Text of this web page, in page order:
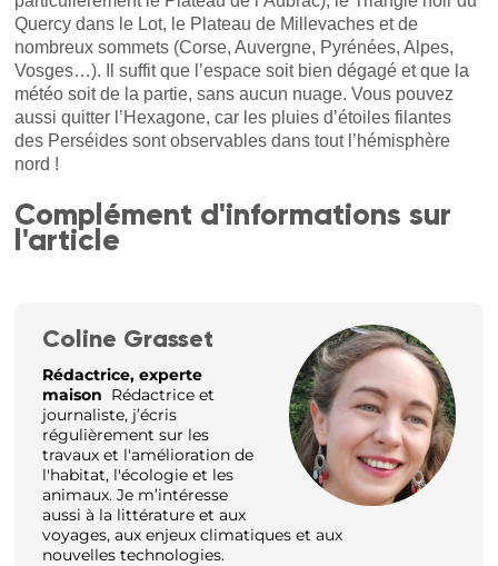
Quercy dans le Lot, le Plateau de Millevaches et de
nombreux sommets (Corse, Auvergne, Pyrénées, Alpes,
Vosges…). Il suffit que l’espace soit bien dégagé et que la
météo soit de la partie, sans aucun nuage. Vous pouvez
aussi quitter l’Hexagone, car les pluies d’étoiles filantes
des Perséides sont observables dans tout l’hémisphère
nord !
Complément d'informations sur
l'article
Coline Grasset
Rédactrice, experte
maison Rédactrice et
journaliste, j’écris
régulièrement sur les
travaux et l'amélioration de
l'habitat, l'écologie et les
animaux. Je m’intéresse
aussi à la littérature et aux
voyages, aux enjeux climatiques et aux
nouvelles technologies.